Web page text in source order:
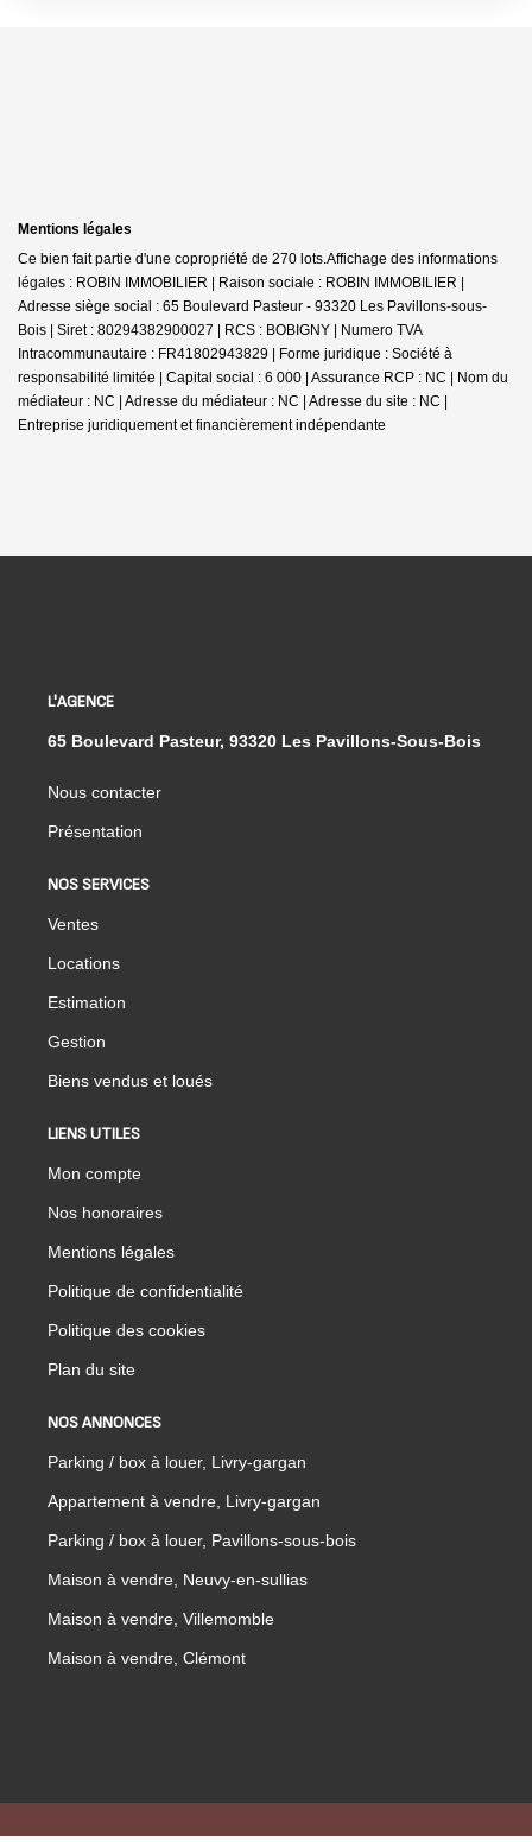
Mentions légales
Ce bien fait partie d'une copropriété de 270 lots.Affichage des informations
légales : ROBIN IMMOBILIER | Raison sociale : ROBIN IMMOBILIER |
Adresse siège social : 65 Boulevard Pasteur - 93320 Les Pavillons-sous-
Bois | Siret : 80294382900027 | RCS : BOBIGNY | Numero TVA
Intracommunautaire : FR41802943829 | Forme juridique : Société à
responsabilité limitée | Capital social : 6 000 | Assurance RCP : NC | Nom du
médiateur : NC | Adresse du médiateur : NC | Adresse du site : NC |
Entreprise juridiquement et financièrement indépendante
L'AGENCE
65 Boulevard Pasteur, 93320 Les Pavillons-Sous-Bois
Nous contacter
Présentation
NOS SERVICES
Ventes
Locations
Estimation
Gestion
Biens vendus et loués
LIENS UTILES
Mon compte
Nos honoraires
Mentions légales
Politique de confidentialité
Politique des cookies
Plan du site
NOS ANNONCES
Parking / box à louer, Livry-gargan
Appartement à vendre, Livry-gargan
Parking / box à louer, Pavillons-sous-bois
Maison à vendre, Neuvy-en-sullias
Maison à vendre, Villemomble
Maison à vendre, Clémont